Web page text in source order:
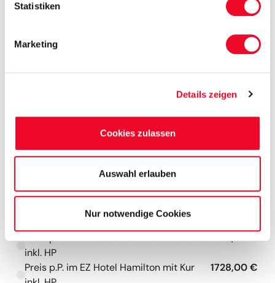
Statistiken
Marketing
Details zeigen
Cookies zulassen
Auswahl erlauben
Nur notwendige Cookies
3 x klassische Teilmassage je 25 min.
3 x Moorpackung pro Woche
Verfügbare Preispakete
Hotel Hamilton
Kapazitäten werden geladen
Preis p.P. im DZ Hotel Hamilton mit Kur
Kapazitäten werden geladen
Preis p.P. im DZ Hotel Hamilton ohne Kur
inkl. HP
1279,00 €
Kapazitäten werden geladen
Preis p.P. im EZ Hotel Hamilton mit Kur
1728,00 €